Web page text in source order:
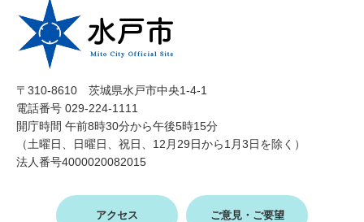
〒310-8610 茨城県水戸市中央1-4-1
電話番号 029-224-1111
開庁時間 午前8時30分から午後5時15分
（土曜日、日曜日、祝日、12月29日から1月3日を除く）
法人番号4000020082015
アクセス ご意見・ご要望